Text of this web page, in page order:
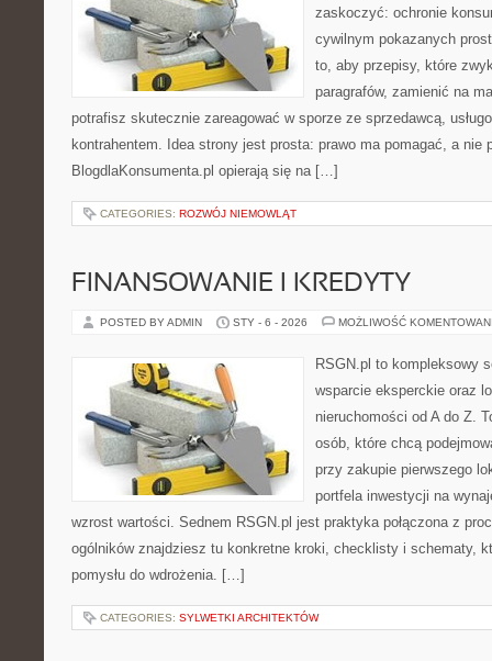
zaskoczyć: ochronie
cywilnym pokazanych
to, aby przepisy, które
paragrafów, zamienić na
potrafisz skutecznie zareagować w sporze ze sprzedawcą,
kontrahentem. Idea strony jest prosta: prawo ma pomagać, a nie
BlogdlaKonsumenta.pl opierają się na […]
CATEGORIES: ROZWÓJ NIEMOWLĄT
FINANSOWANIE I KREDYTY
POSTED BY ADMIN STY - 6 - 2026 MOŻLIWOŚĆ
RSGN.pl to kompleksowy
wsparcie eksperckie oraz
nieruchomości od A do Z.
osób, które chcą
przy zakupie pierwszego
portfela inwestycji na
wzrost wartości. Sednem RSGN.pl jest praktyka połączona z
ogólników znajdziesz tu konkretne kroki, checklisty i schematy,
pomysłu do wdrożenia. […]
CATEGORIES: SYLWETKI ARCHITEKTÓW